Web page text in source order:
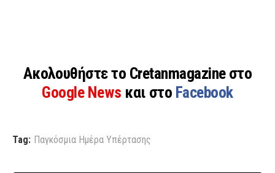
Ακολουθήστε το Cretanmagazine στο
Google News και στο Facebook
Tag: Παγκόσμια Ημέρα Υπέρτασης